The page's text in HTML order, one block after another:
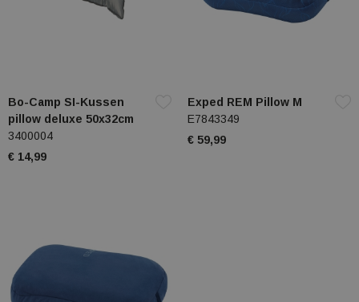
Bo-Camp SI-Kussen
pillow deluxe 50x32cm
3400004
€ 14,99
Exped REM Pillow M
E7843349
€ 59,99